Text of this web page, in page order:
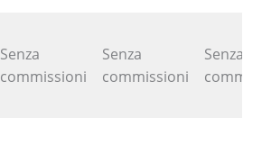
Senza
commissioni
Senza
commissioni
Senza